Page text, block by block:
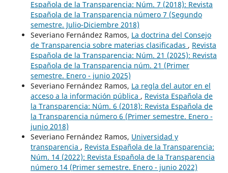
Española de la Transparencia: Núm. 7 (2018): Revista
Española de la Transparencia número 7 (Segundo
semestre. Julio-Diciembre 2018)
Severiano Fernández Ramos, La doctrina del Consejo
de Transparencia sobre materias clasificadas , Revista
Española de la Transparencia: Núm. 21 (2025): Revista
Española de la Transparencia núm. 21 (Primer
semestre. Enero - junio 2025)
Severiano Fernández Ramos, La regla del autor en el
acceso a la información pública , Revista Española de
la Transparencia: Núm. 6 (2018): Revista Española de
la Transparencia número 6 (Primer semestre. Enero -
junio 2018)
Severiano Fernández Ramos, Universidad y
transparencia , Revista Española de la Transparencia:
Núm. 14 (2022): Revista Española de la Transparencia
número 14 (Primer semestre. Enero - junio 2022)